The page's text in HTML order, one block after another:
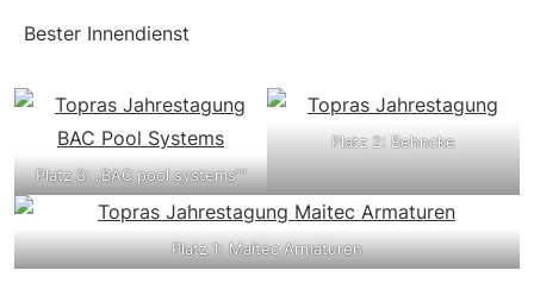
Bester Innendienst
Platz 3: „BAC pool systems““
Platz 2: Behncke
Platz 1: Maitec Armaturen